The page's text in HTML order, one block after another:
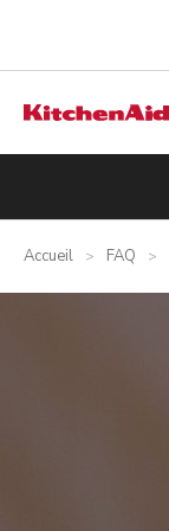
Accueil > FAQ >